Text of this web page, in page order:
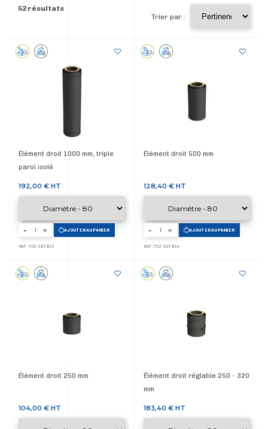
52 résultats
Trier par :
Élément droit 1000 mm, triple
paroi isolé
Prix
192,00 € HT
- AJOUTER AU PANIER
Ref : T02-SETB13
Élément droit 500 mm
Prix
128,40 € HT
- AJOUTER AU PANIER
Ref : T02-SETB14
Élément droit 250 mm
Prix
104,00 € HT
Élément droit réglable 250 - 320
mm
Prix
183,40 € HT